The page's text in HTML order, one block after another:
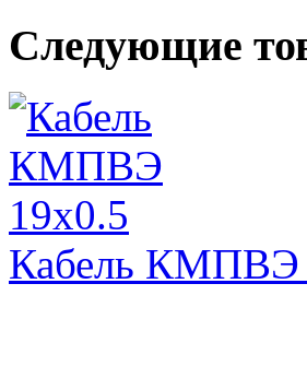
Следующие
Кабель КМПВЭ